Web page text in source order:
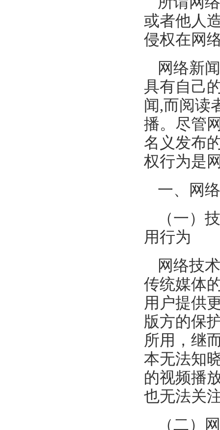
或者他人
侵权在网
网络新
具有自己
闻,而阅读
播。尽管
名义发布
权行为是
一、网
（一）
用行为
网络技
传统媒体
用户提供
版方的保
所用，继
本无法知
的视频播
也无法关
（二）